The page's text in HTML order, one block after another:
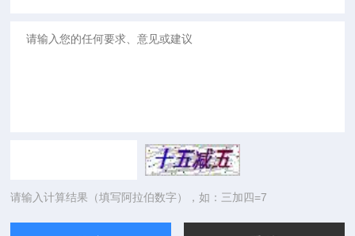
请输入计算结果（填写阿拉伯数字），如：三加四=7